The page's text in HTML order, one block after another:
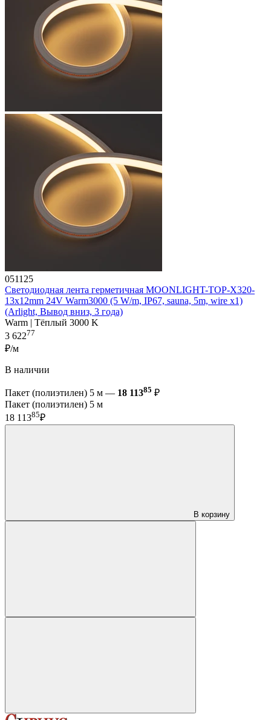
051125
Светодиодная лента герметичная MOONLIGHT-TOP-X320-
13x12mm 24V Warm3000 (5 W/m, IP67, sauna, 5m, wire x1)
(Arlight, Вывод вниз, 3 года)
Warm | Тёплый 3000 K
3 62277
₽/м
В наличии
Пакет (полиэтилен) 5 м — 18 11385 ₽
Пакет (полиэтилен) 5 м
18 11385₽
В корзину